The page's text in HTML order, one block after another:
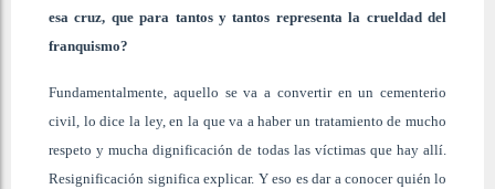
esa cruz, que para tantos y tantos representa la crueldad del
franquismo?
Fundamentalmente, aquello se va a convertir en un cementerio
civil, lo dice la ley, en la que va a haber un tratamiento de mucho
respeto y mucha dignificación de todas las víctimas que hay allí.
Resignificación significa explicar. Y eso es dar a conocer quién lo